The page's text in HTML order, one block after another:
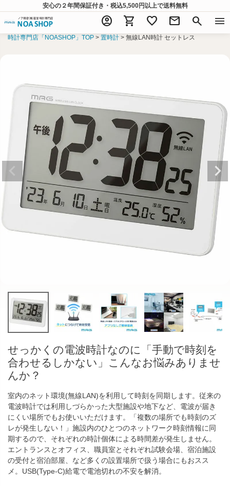
安心の２年間保証付き・税込5,500円以上で送料無料
account_circle shopping_cart favorite mail search menu
時計専門店「NOASHOP」TOP 置時計 無線LAN時計 セットレス
せっかくの電波時計なのに「手動で時刻を
合わせるしかない」こんなお悩みありませ
んか？
室内のネット環境(無線LAN)を利用して時刻を同期します。従来の
電波時計では利用しづらかった大型施設や地下など、電波が届き
にくい場所でもお使いいただけます。「複数の場所でも時刻のズ
レが発生しない！」施設内のひとつのネットワーク時刻情報に同
期するので、それぞれの時計個体による時間差が発生しません。
エントランスとオフィス、職員室とそれぞれ試験会場、宿泊施設
の受付と宿泊部屋、など多くの設置場所で扱う場合にもおスス
メ。USB(Type-C)給電で電池切れの不安を解消。